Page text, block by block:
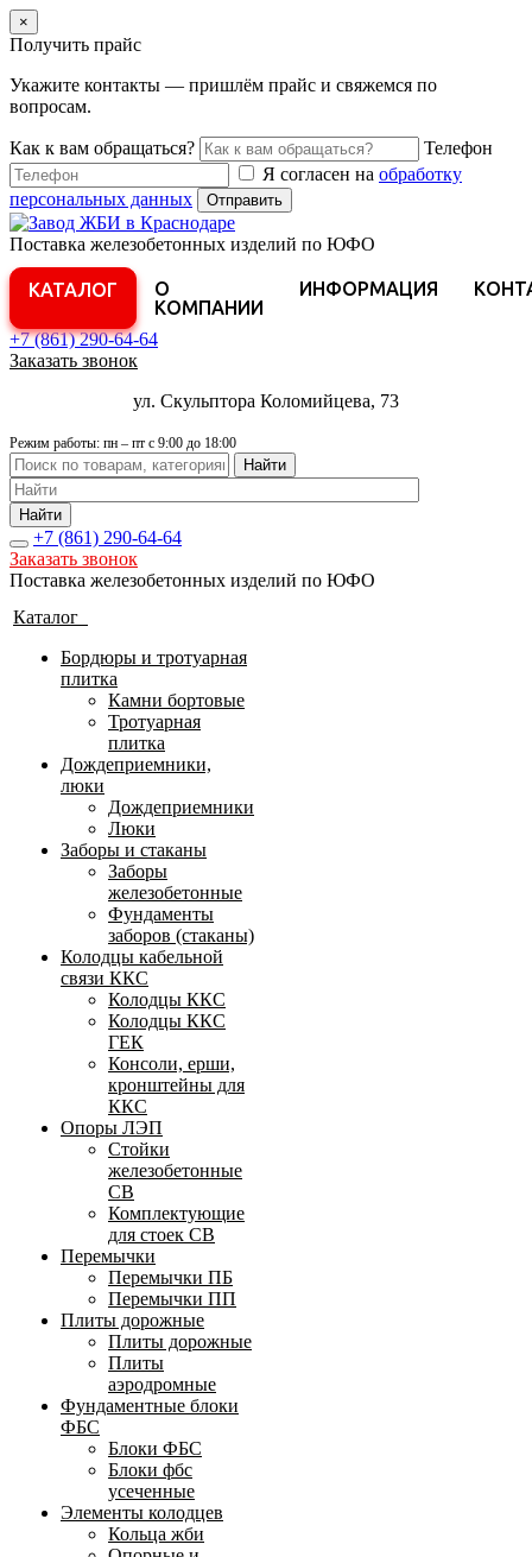
×
Получить прайс
Укажите контакты — пришлём прайс и свяжемся по
вопросам.
Как к вам обращаться?
Телефон
Я согласен на обработку
персональных данных
Отправить
Поставка железобетонных изделий по ЮФО
КАТАЛОГ
О
КОМПАНИИ
ИНФОРМАЦИЯ
+7 (861)290-64-64
Заказать звонок
ул. Скульптора Коломийцева, 73
Режим работы: пн – пт с 9:00 до 18:00
Найти
Найти
+7 (861) 290-64-64
Заказать звонок
Поставка железобетонных изделий по ЮФО
Каталог
Бордюры и тротуарная
плитка
Камни бортовые
Тротуарная
плитка
Дождеприемники,
люки
Дождеприемники
Люки
Заборы и стаканы
Заборы
железобетонные
Фундаменты
заборов (стаканы)
Колодцы кабельной
связи ККС
Колодцы ККС
Колодцы ККС
ГЕК
Консоли, ерши,
кронштейны для
ККС
Опоры ЛЭП
Стойки
железобетонные
СВ
Комплектующие
для стоек СВ
Перемычки
Перемычки ПБ
Перемычки ПП
Плиты дорожные
Плиты дорожные
Плиты
аэродромные
Фундаментные блоки
ФБС
Блоки ФБС
Блоки фбс
усеченные
Элементы колодцев
Кольца жби